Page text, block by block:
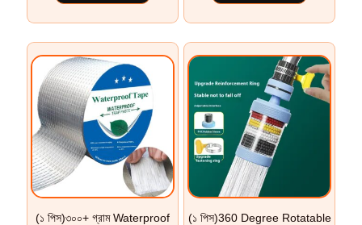
(১ পিস)৩০০+ গ্রাম Waterproof
(১ পিস)360 Degree Rotatable